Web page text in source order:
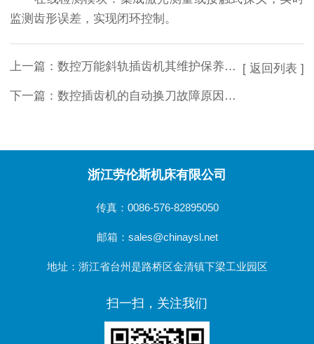
监测齿形误差，实现闭环控制。
上一篇： 数控万能斜轨插齿机其维护保养是尤为重要的
下一篇： 数控插齿机的自动换刀故障原因及维修方法
[ 返回列表 ]
浙江劳伦斯机床有限公司
传真：0086-576-82895050
邮箱：sales@chinaysl.net
地址：浙江省台州是路桥区金清镇下梁工业园区
扫一扫，关注我们